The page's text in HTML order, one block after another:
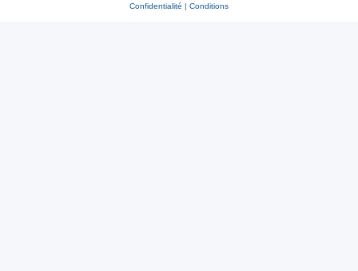
Confidentialité | Conditions